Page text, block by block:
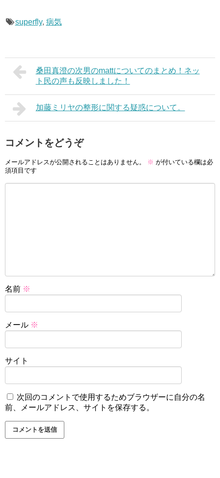
superfly, 病気
桑田真澄の次男のmattについてのまとめ！ネッ
ト民の声も反映しました！
加藤ミリヤの整形に関する疑惑について。
コメントをどうぞ
メールアドレスが公開されることはありません。 ※ が付いている欄は必
須項目です
名前 ※
メール ※
サイト
次回のコメントで使用するためブラウザーに自分の名
前、メールアドレス、サイトを保存する。